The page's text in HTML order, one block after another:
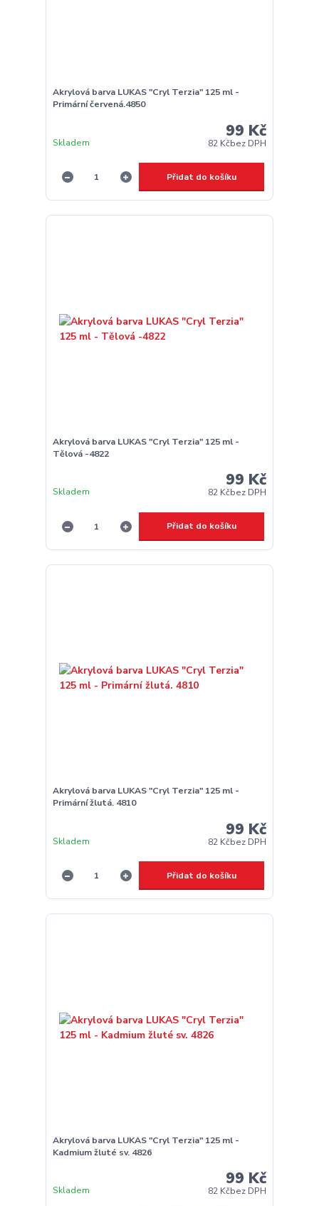
Akrylová barva LUKAS "Cryl Terzia" 125 ml -
Primární červená.4850
99 Kč
82 Kčbez DPH
Skladem
Přidat do košíku
Akrylová barva LUKAS "Cryl Terzia" 125 ml -
Tělová -4822
99 Kč
82 Kčbez DPH
Skladem
Přidat do košíku
Akrylová barva LUKAS "Cryl Terzia" 125 ml -
Primární žlutá. 4810
99 Kč
82 Kčbez DPH
Skladem
Přidat do košíku
Akrylová barva LUKAS "Cryl Terzia" 125 ml -
Kadmium žluté sv. 4826
99 Kč
82 Kčbez DPH
Skladem